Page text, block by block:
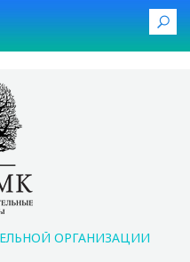
ОРГАНИЗАЦИИ